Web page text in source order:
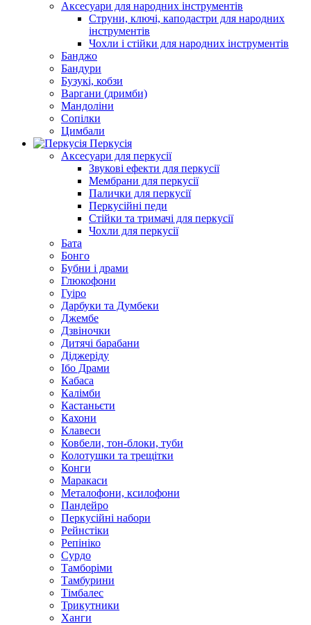
Аксесуари для народних інструментів
Струни, ключі, каподастри для народних
інструментів
Чохли і стійки для народних інструментів
Банджо
Бандури
Бузукі, кобзи
Варгани (дримби)
Мандоліни
Сопілки
Цимбали
Перкусія
Аксесуари для перкусії
Звукові ефекти для перкусії
Мембрани для перкусії
Палички для перкусії
Перкусійні педи
Стійки та тримачі для перкусії
Чохли для перкусії
Бата
Бонго
Бубни і драми
Глюкофони
Гуіро
Дарбуки та Думбеки
Джембе
Дзвіночки
Дитячі барабани
Діджеріду
Ібо Драми
Кабаса
Калімби
Кастаньєти
Кахони
Клавеси
Ковбели, тон-блоки, туби
Колотушки та трещітки
Конги
Маракаси
Металофони, ксилофони
Пандейро
Перкусійні набори
Рейнстіки
Репініко
Сурдо
Тамборіми
Тамбурини
Тімбалес
Трикутники
Ханги